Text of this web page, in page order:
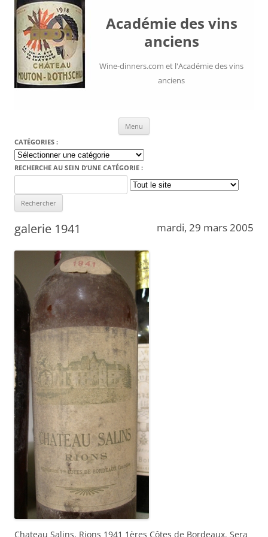
Académie des vins
anciens
Wine-dinners.com et l'Académie des vins
anciens
Menu
CATÉGORIES :
Catégories
:
RECHERCHE AU SEIN D’UNE CATÉGORIE :
for:
galerie 1941 mardi, 29 mars 2005
Chateau Salins, Rions 1941 1ères Côtes de Bordeaux. Sera